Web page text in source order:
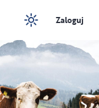
Zaloguj